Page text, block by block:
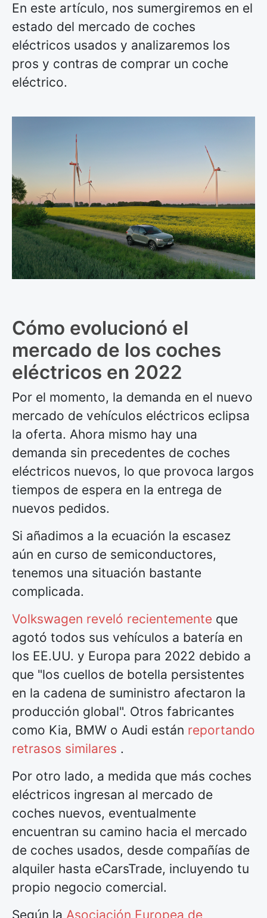
En este artículo, nos sumergiremos en el
estado del mercado de coches
eléctricos usados y analizaremos los
pros y contras de comprar un coche
eléctrico.
Cómo evolucionó el
mercado de los coches
eléctricos en 2022
Por el momento, la demanda en el nuevo
mercado de vehículos eléctricos eclipsa
la oferta. Ahora mismo hay una
demanda sin precedentes de coches
eléctricos nuevos, lo que provoca largos
tiempos de espera en la entrega de
nuevos pedidos.
Si añadimos a la ecuación la escasez
aún en curso de semiconductores,
tenemos una situación bastante
complicada.
Volkswagen reveló recientemente que
agotó todos sus vehículos a batería en
los EE.UU. y Europa para 2022 debido a
que "los cuellos de botella persistentes
en la cadena de suministro afectaron la
producción global". Otros fabricantes
como Kia, BMW o Audi están reportando
retrasos similares .
Por otro lado, a medida que más coches
eléctricos ingresan al mercado de
coches nuevos, eventualmente
encuentran su camino hacia el mercado
de coches usados, desde compañías de
alquiler hasta eCarsTrade, incluyendo tu
propio negocio comercial.
Según la Asociación Europea de